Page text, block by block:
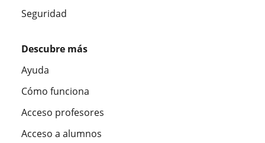
Seguridad
Descubre más
Ayuda
Cómo funciona
Acceso profesores
Acceso a alumnos